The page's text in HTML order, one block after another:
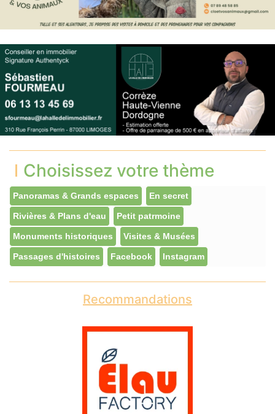
Choisissez votre thème
Panoramas & Grands espaces En secret
Rivières & Plans d'eau Petit patrmoine
Monuments historiques Visites & Musées
Passages d'histoires Facebook Instagram
Recommandations